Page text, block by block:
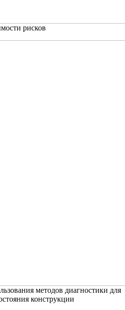
рисков
методов диагностики для
конструкции